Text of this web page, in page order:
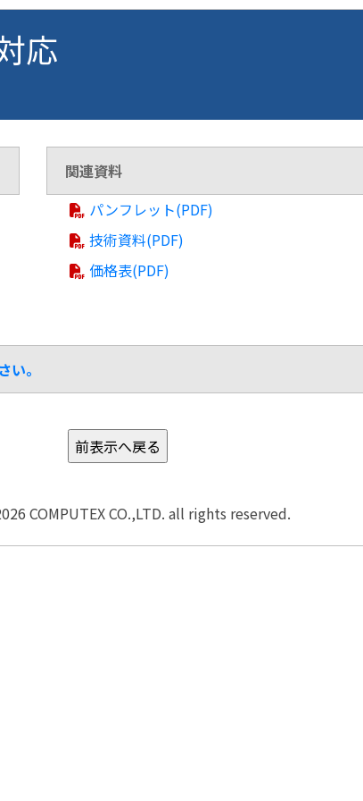
応
関連資料
パンフレット(PDF)
技術資料(PDF)
価格表(PDF)
。
COMPUTEX CO.,LTD. all rights reserved.